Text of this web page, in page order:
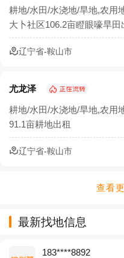
耕地/水田/水浇地/旱地,农用
大卜社区106.2亩瞪眼嚎旱田
辽宁省-鞍山市
尤龙泽
耕地/水田/水浇地/旱地,农用
91.1亩耕地出租
辽宁省-鞍山市
查看
最新找地信息
183****8892